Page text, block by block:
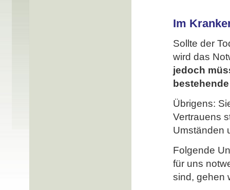
Im
Sollte der
wird das
jedoch
Übrigens:
Vertrauens
Umständen
Folgende
für uns
sind, gehen